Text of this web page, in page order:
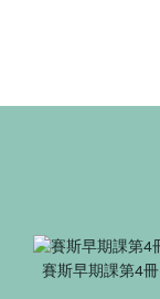
賽斯早期課第4冊